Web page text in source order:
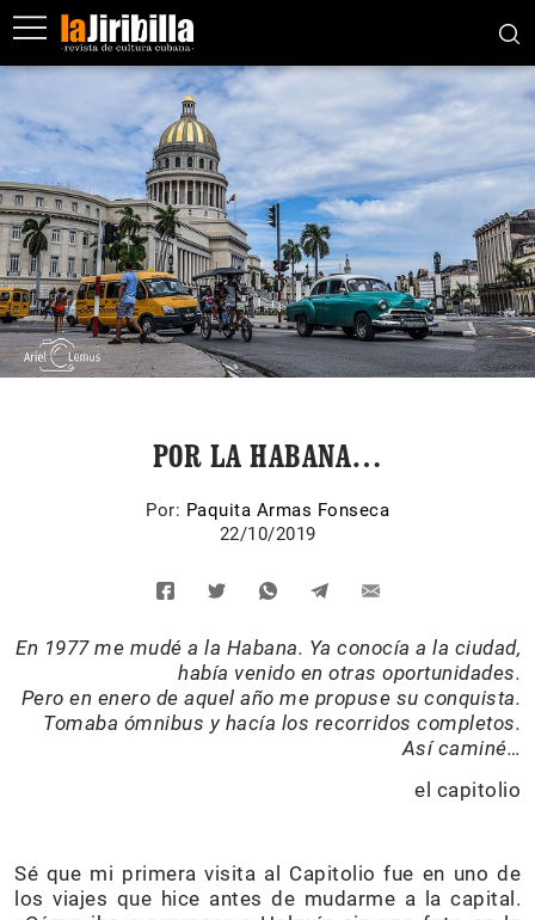
POR LA HABANA…
Por: Paquita Armas Fonseca
22/10/2019
En 1977 me mudé a la Habana. Ya conocía a la ciudad,
había venido en otras oportunidades.
Pero en enero de aquel año me propuse su conquista.
Tomaba ómnibus y hacía los recorridos completos.
Así caminé…
el capitolio
Sé que mi primera visita al Capitolio fue en uno de
los viajes que hice antes de mudarme a la capital.